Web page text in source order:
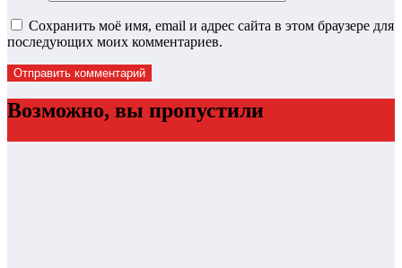
Сохранить моё имя, email и адрес сайта в этом браузере для
последующих моих комментариев.
Возможно, вы пропустили